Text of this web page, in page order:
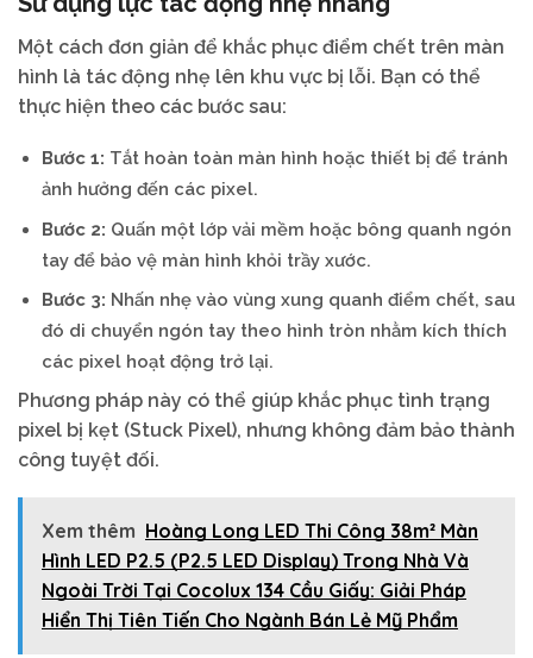
Một cách đơn giản để khắc phục điểm chết trên màn
hình là tác động nhẹ lên khu vực bị lỗi. Bạn có thể
thực hiện theo các bước sau:
Bước 1: Tắt hoàn toàn màn hình hoặc thiết bị để tránh
ảnh hưởng đến các pixel.
Bước 2: Quấn một lớp vải mềm hoặc bông quanh ngón
tay để bảo vệ màn hình khỏi trầy xước.
Bước 3: Nhấn nhẹ vào vùng xung quanh điểm chết, sau
đó di chuyển ngón tay theo hình tròn nhằm kích thích
các pixel hoạt động trở lại.
Phương pháp này có thể giúp khắc phục tình trạng
pixel bị kẹt (Stuck Pixel), nhưng không đảm bảo thành
công tuyệt đối.
Xem thêm Hoàng Long LED Thi Công 38m² Màn
Hình LED P2.5 (P2.5 LED Display) Trong Nhà Và
Ngoài Trời Tại Cocolux 134 Cầu Giấy: Giải Pháp
Hiển Thị Tiên Tiến Cho Ngành Bán Lẻ Mỹ Phẩm